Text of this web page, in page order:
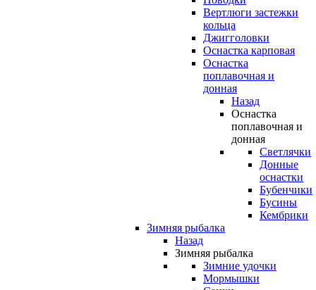
Вертлюги застежки
кольца
Джигголовки
Оснастка карповая
Оснастка
поплавочная и
донная
Назад
Оснастка
поплавочная и
донная
Светлячки
Донные
оснастки
Бубенчики
Бусины
Кембрики
Зимняя рыбалка
Назад
Зимняя рыбалка
Зимние удочки
Мормышки